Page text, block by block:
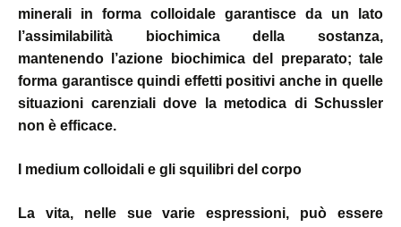
minerali in forma colloidale garantisce da un lato
l’assimilabilità biochimica della sostanza,
mantenendo l’azione biochimica del preparato; tale
forma garantisce quindi effetti positivi anche in quelle
situazioni carenziali dove la metodica di Schussler
non è efficace.
I medium colloidali e gli squilibri del corpo
La vita, nelle sue varie espressioni, può essere